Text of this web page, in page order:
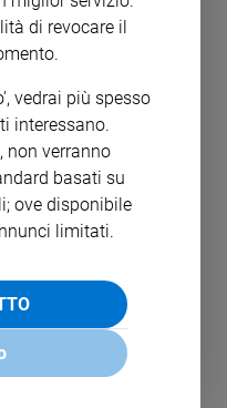
XV Settimana del
XV Settimana del
di revocare il
vedrai più spesso
interessano.
non verranno
basati su
ove disponibile
limitati.